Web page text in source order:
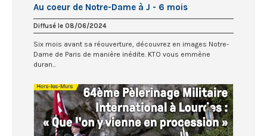
Au coeur de Notre-Dame à J - 6 mois
Diffusé le 08/06/2024
Six mois avant sa réouverture, découvrez en images Notre-
Dame de Paris de manière inédite. KTO vous emmène
duran...